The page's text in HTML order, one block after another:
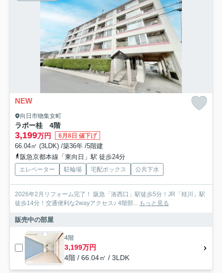
NEW
向日市物集女町
ラポー桂 4階
3,199万円 6月8日 値下げ
66.04㎡ (3LDK) /築36年 /5階建
阪急京都本線「東向日」駅 徒歩24分
エレベーター 駐輪場 宅配ボックス 公共下水
2026年2月リフォーム完了！ 阪急「洛西口」駅徒歩5分！JR「桂川」駅
徒歩14分！交通便利な2wayアクセス♪ 4階部...
もっと見る
販売中の部屋
4階
3,199万円
4階 / 66.04㎡ / 3LDK